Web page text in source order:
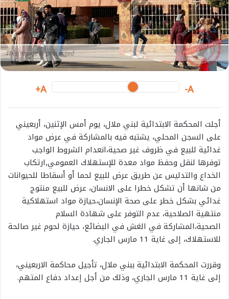
l
A-
A+
أجلت المحكمة الابتدائية لبني ملال، يوم أمس الإثنين، أربعيني
على السجن المحلي، يشتبه فيه بالمشاركة في عرض مواد
غدائية للبيع في ظروف غير صحية،انعدام الشروط الواجب
توفرها لنقل وحفظ مواد معدة للإستهلاك العمومي,ارتكاب
الخداع والتدليس عن طريق عرض للبيع لحما أو أسقاطا للحيوانات
من شانها أن تشكل خطرا على الانسان، عرض للبيع منتوج
غدائي بشكل خطر على صحة الإنسان،حيازة مواد استهلاكية
منتهية الصلاحية، عدم التوفر على شهادة السلام
الصحية،المشاركة في الغش في البضائع، حيازة لحوم غير صالحة
للاستهلاك، إلى غاية 11 مارس الجاري.
وقررت المحكمة الابتدائية ببني ملال، تأجيل محاكمة الاربعيني،
إلى غاية 11 مارس الجاري، وذلك من أجل إعداد دفاع المتهم.